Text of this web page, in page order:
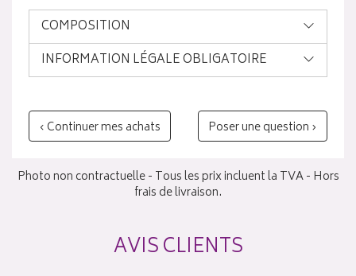
COMPOSITION
INFORMATION LÉGALE OBLIGATOIRE
‹ Continuer mes achats Poser une question ›
Photo non contractuelle - Tous les prix incluent la TVA - Hors
frais de livraison.
AVIS CLIENTS